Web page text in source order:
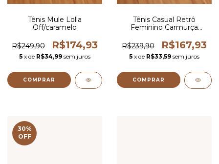
Tênis Mule Lolla
Off/caramelo
R$249,90 R$174,93
5 x de R$34,99 sem juros
COMPRAR
Tênis Casual Retrô
Feminino Carmurça
R$239,90
R$167,93
5 x de R$33,59 sem juros
COMPRAR
30%
OFF